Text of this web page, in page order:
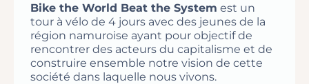
Bike the World Beat the System est un
tour à vélo de 4 jours avec des jeunes de la
région namuroise ayant pour objectif de
rencontrer des acteurs du capitalisme et de
construire ensemble notre vision de cette
société dans laquelle nous vivons.